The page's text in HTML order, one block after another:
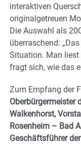
interaktiven
originalgetreuen
Die Auswahl als
überraschend:
Situation. Man liest
fragt sich, wie das
Zum Empfang der
Oberbürgermeister
Walkenhorst,
Rosenheim – Bad
Geschäftsführer